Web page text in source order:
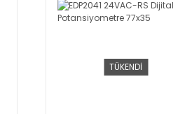
TÜKENDİ